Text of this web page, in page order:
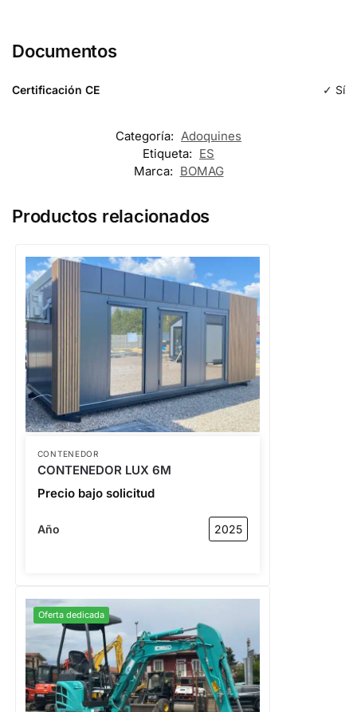
Documentos
Certificación CE ✓ Sí
Categoría: Adoquines
Etiqueta: ES
Marca: BOMAG
Productos relacionados
CONTENEDOR
CONTENEDOR LUX 6M
Precio bajo solicitud
Año 2025
Oferta dedicada